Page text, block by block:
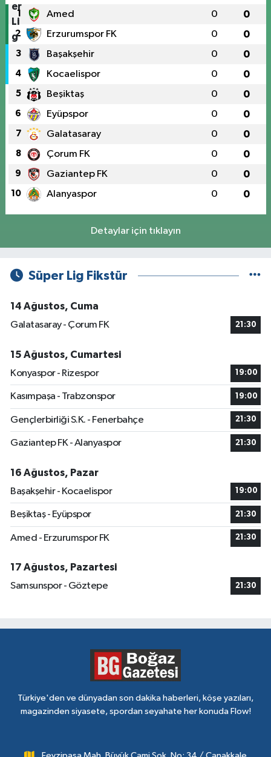
1 Amed 0 0
2 Erzurumspor FK 0 0
3 Başakşehir 0 0
4 Kocaelispor 0 0
5 Beşiktaş 0 0
6 Eyüpspor 0 0
7 Galatasaray 0 0
8 Çorum FK 0 0
9 Gaziantep FK 0 0
10 Alanyaspor 0 0
Detaylar için tıklayın
Süper Lig Fikstür
14 Ağustos, Cuma
Galatasaray - Çorum FK
21:30
15 Ağustos, Cumartesi
Konyaspor - Rizespor
19:00
Kasımpaşa - Trabzonspor 19:00
Gençlerbirliği S.K. - Fenerbahçe 21:30
Gaziantep FK - Alanyaspor 21:30
16 Ağustos, Pazar
Başakşehir - Kocaelispor
19:00
Beşiktaş - Eyüpspor 21:30
Amed - Erzurumspor FK 21:30
17 Ağustos, Pazartesi
Samsunspor - Göztepe
21:30
Türkiye'den ve dünyadan son dakika haberleri, köşe yazıları,
magazinden siyasete, spordan seyahate her konuda Flow!